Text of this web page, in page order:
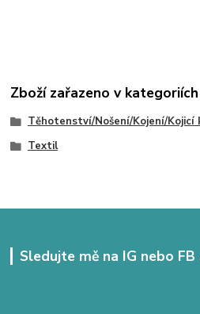
Zboží zařazeno v kategoriích
Těhotenství/Nošení/Kojení/Kojicí
Textil
Sledujte mě na IG nebo